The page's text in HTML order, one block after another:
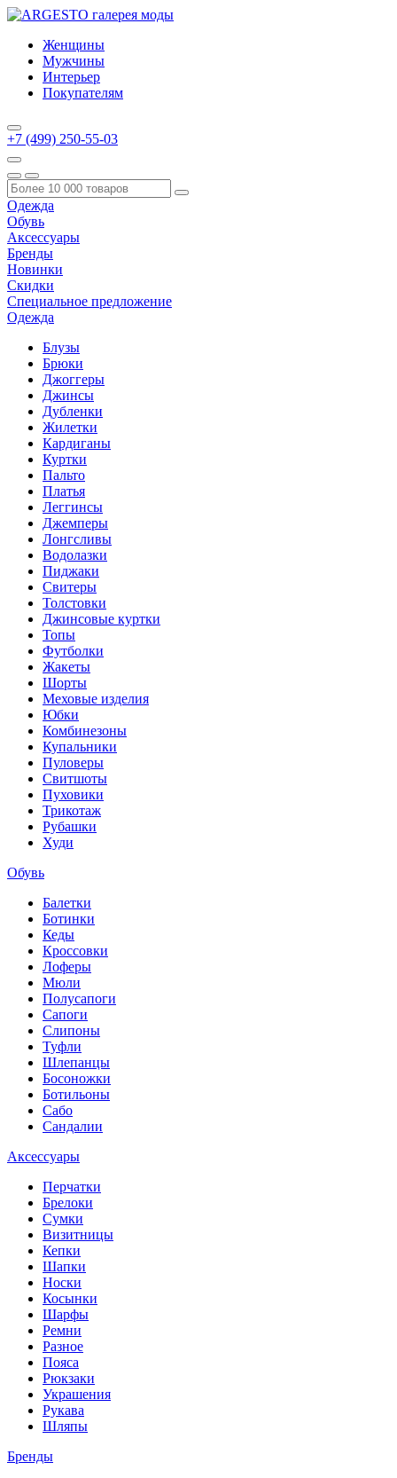
Женщины
Мужчины
Интерьер
Покупателям
+7 (499) 250-55-03
Одежда
Обувь
Аксессуары
Бренды
Новинки
Скидки
Специальное предложение
Одежда
Блузы
Брюки
Джоггеры
Джинсы
Дубленки
Жилетки
Кардиганы
Куртки
Пальто
Платья
Леггинсы
Джемперы
Лонгсливы
Водолазки
Пиджаки
Свитеры
Толстовки
Джинсовые куртки
Топы
Футболки
Жакеты
Шорты
Меховые изделия
Юбки
Комбинезоны
Купальники
Пуловеры
Свитшоты
Пуховики
Трикотаж
Рубашки
Худи
Обувь
Балетки
Ботинки
Кеды
Кроссовки
Лоферы
Мюли
Полусапоги
Сапоги
Слипоны
Туфли
Шлепанцы
Босоножки
Ботильоны
Сабо
Сандалии
Аксессуары
Перчатки
Брелоки
Сумки
Визитницы
Кепки
Шапки
Носки
Косынки
Шарфы
Ремни
Разное
Пояса
Рюкзаки
Украшения
Рукава
Шляпы
Бренды